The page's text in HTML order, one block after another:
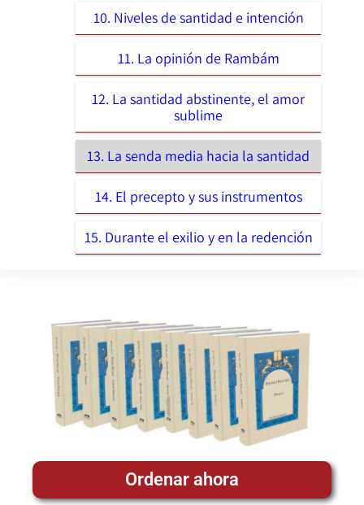
10. Niveles de santidad e intención
11. La opinión de Rambám
12. La santidad abstinente, el amor
sublime
13. La senda media hacia la santidad
14. El precepto y sus instrumentos
15. Durante el exilio y en la redención
Ordenar ahora